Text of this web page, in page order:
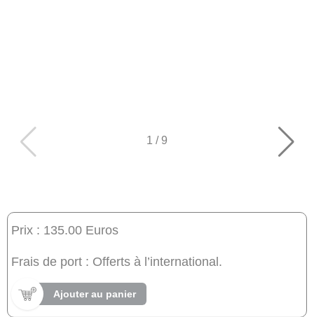
1 / 9
Prix : 135.00 Euros
Frais de port : Offerts à l’international.
Ajouter au panier